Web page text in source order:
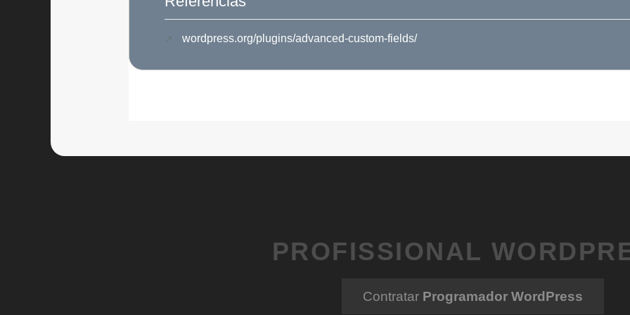
wordpress.org/plugins/advanced-custom-fields/
PROFISSIONAL
Contratar Programador WordPress